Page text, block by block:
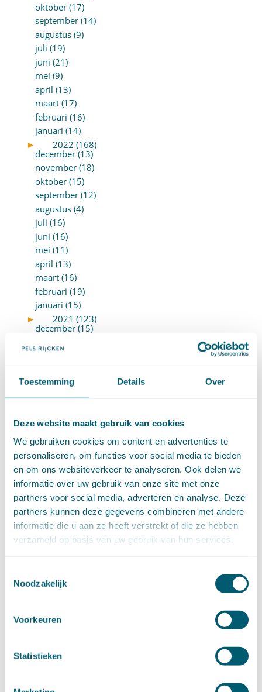
Toestemming Details Over
Deze website maakt gebruik van cookies
We gebruiken cookies om content en advertenties te
personaliseren, om functies voor social media te bieden
en om ons websiteverkeer te analyseren. Ook delen we
informatie over uw gebruik van onze site met onze
partners voor social media, adverteren en analyse. Deze
partners kunnen deze gegevens combineren met andere
informatie die u aan ze heeft verstrekt of die ze hebben
verzameld op basis van uw gebruik van hun services.
Noodzakelijk
Voorkeuren
Statistieken
oktober (17)
september (14)
augustus (9)
juli (19)
juni (21)
mei (9)
april (13)
maart (17)
februari (16)
januari (14)
►
2022 (168)
december (13)
november (18)
oktober (15)
september (12)
augustus (4)
juli (16)
juni (16)
mei (11)
april (13)
maart (16)
februari (19)
januari (15)
►
2021 (123)
december (15)
oktober (13)
augustus (7)
juli (4)
mei (6)
april (11)
maart (14)
februari (11)
januari (15)
►
2020 (154)
december (6)
november (14)
oktober (14)
september (8)
juni (14)
maart (15)
januari (17)